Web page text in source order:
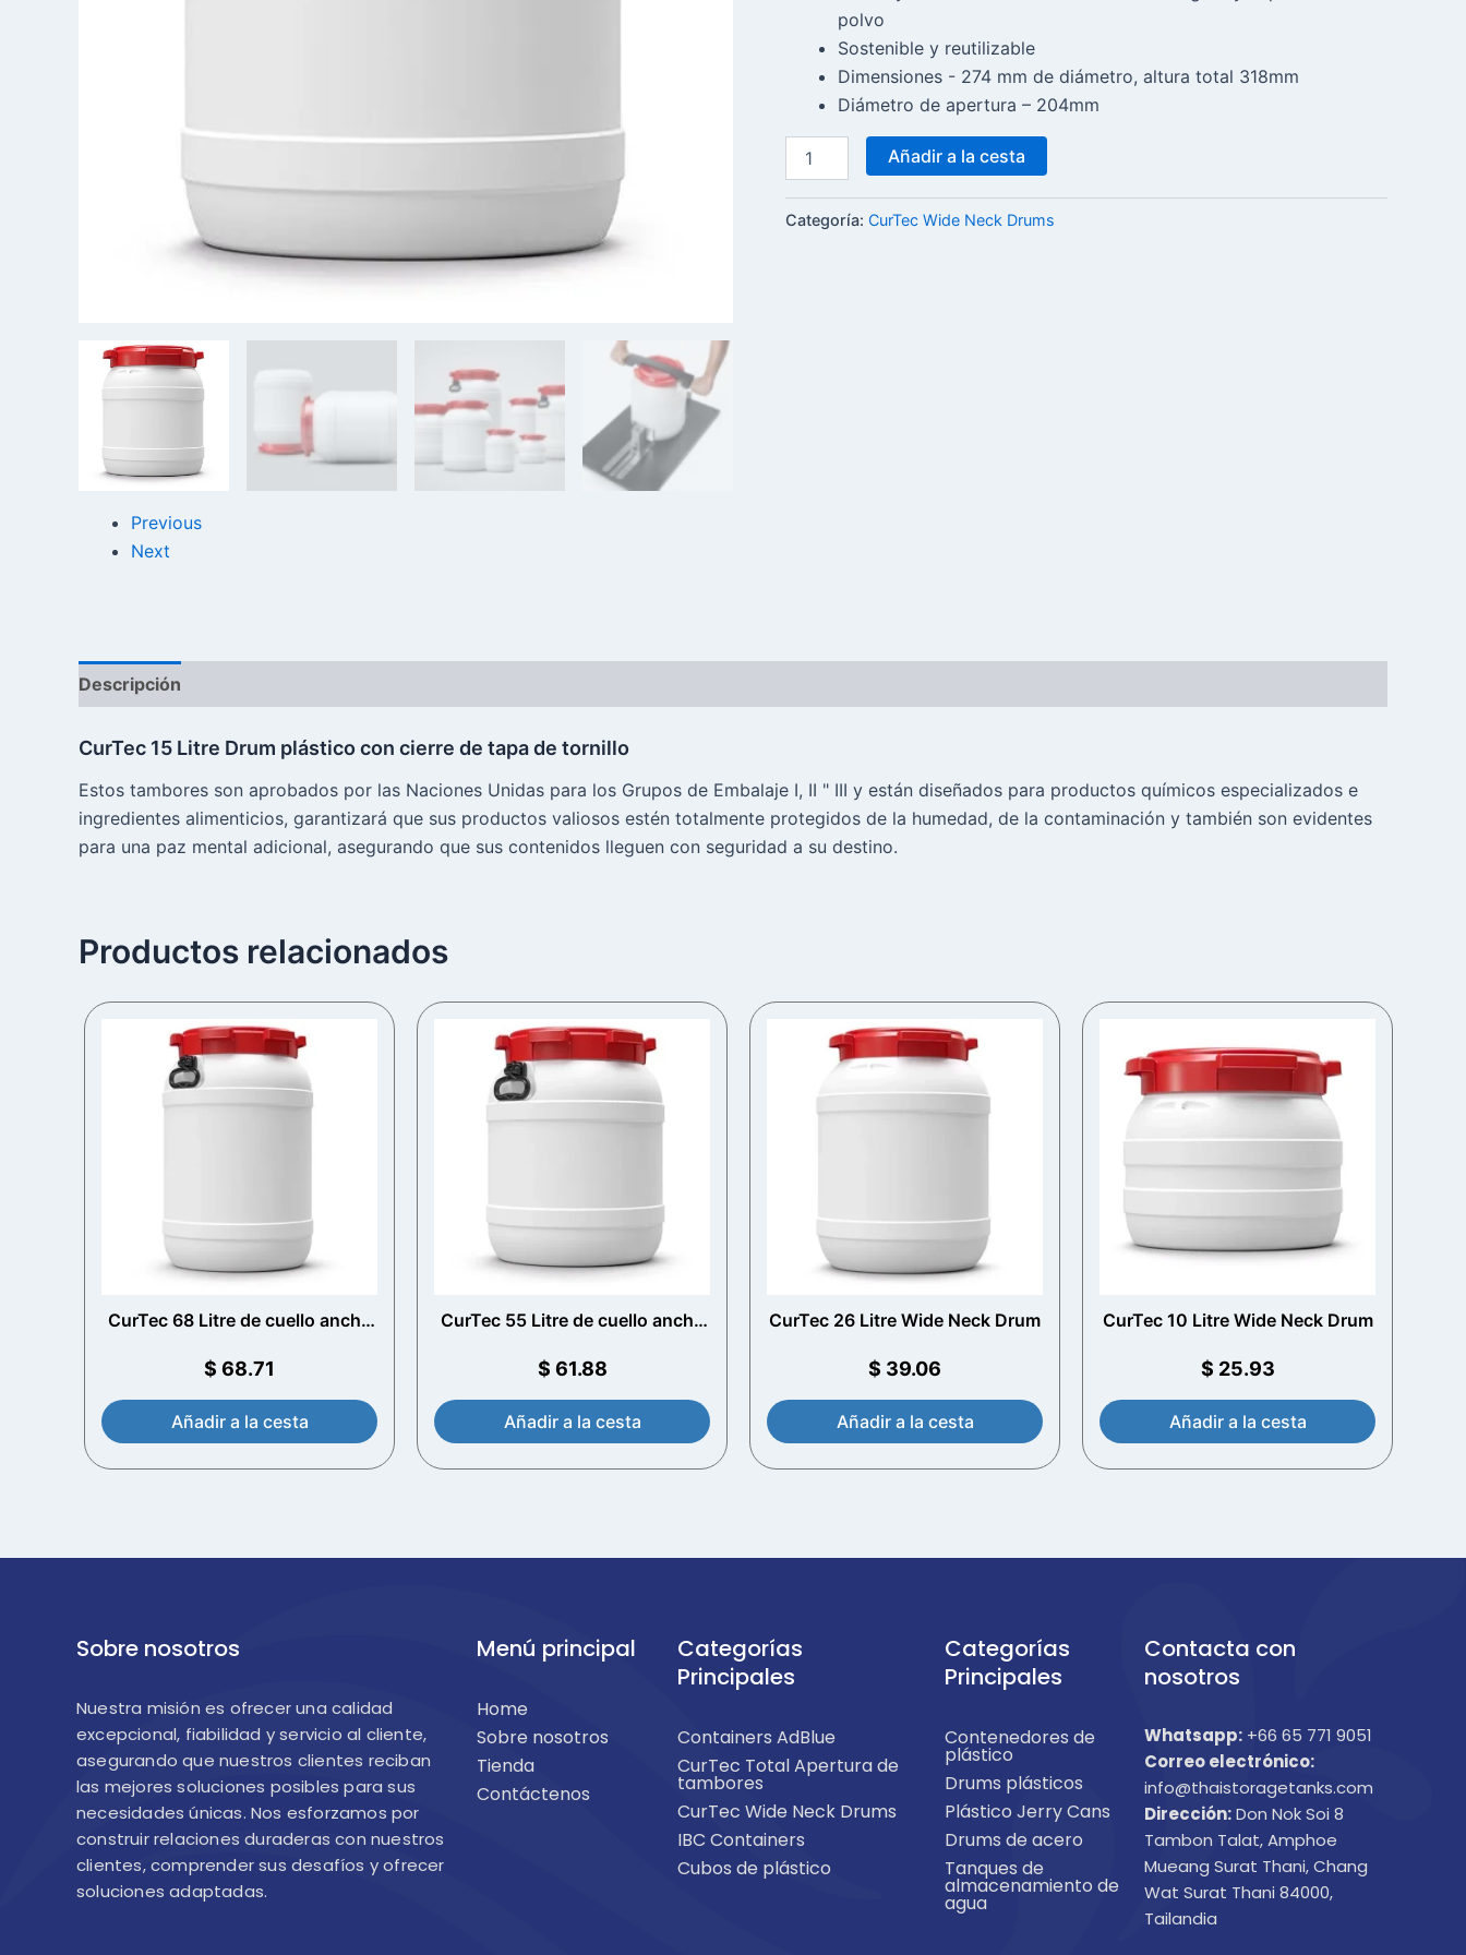
Previous
Next
polvo
Sostenible y reutilizable
Dimensiones - 274 mm de diámetro, altura total 318mm
Diámetro de apertura – 204mm
Añadir a la cesta
Categoría: CurTec Wide Neck Drums
Descripción
CurTec 15 Litre Drum plástico con cierre de tapa de tornillo
Estos tambores son aprobados por las Naciones Unidas para los Grupos de Embalaje I, II " III y están diseñados para productos químicos especializados e
ingredientes alimenticios, garantizará que sus productos valiosos estén totalmente protegidos de la humedad, de la contaminación y también son evidentes
para una paz mental adicional, asegurando que sus contenidos lleguen con seguridad a su destino.
Productos relacionados
CurTec 68 Litre de cuello ancho
$ 68.71
Añadir a la cesta
CurTec 55 Litre de cuello ancho
$ 61.88
Añadir a la cesta
CurTec 26 Litre Wide Neck Drum
$ 39.06
Añadir a la cesta
CurTec 10 Litre Wide Neck Drum
$ 25.93
Añadir a la cesta
Sobre nosotros
Nuestra misión es ofrecer una calidad
excepcional, fiabilidad y servicio al cliente,
asegurando que nuestros clientes reciban
las mejores soluciones posibles para sus
necesidades únicas. Nos esforzamos por
construir relaciones duraderas con nuestros
clientes, comprender sus desafíos y ofrecer
soluciones adaptadas.
Menú principal
Home
Sobre nosotros
Tienda
Contáctenos
Categorías
Principales
Containers AdBlue
CurTec Total Apertura de
tambores
CurTec Wide Neck Drums
IBC Containers
Cubos de plástico
Categorías
Principales
Contenedores de
plástico
Drums plásticos
Plástico Jerry Cans
Drums de acero
Tanques de
almacenamiento de
agua
Contacta con
nosotros
Whatsapp: +66 65 771 9051
Correo electrónico:
info@thaistoragetanks.com
Dirección:Don Nok Soi 8
Tambon Talat, Amphoe
Mueang Surat Thani, Chang
Wat Surat Thani 84000,
Tailandia